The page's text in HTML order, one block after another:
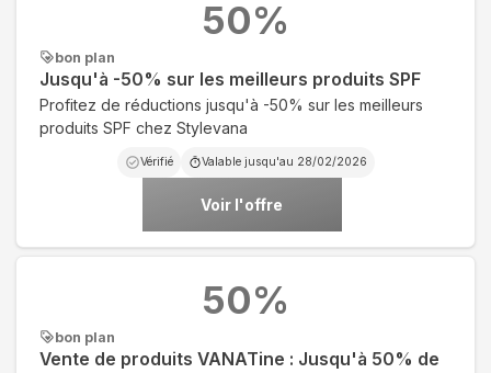
bon plan
Jusqu'à -50% sur les meilleurs produits SPF
Profitez de réductions jusqu'à -50% sur les meilleurs
produits SPF chez Stylevana
Vérifié Valable jusqu'au 28/02/2026
Voir l'offre
50%
bon plan
Vente de produits VANATine : Jusqu'à 50% de
50%